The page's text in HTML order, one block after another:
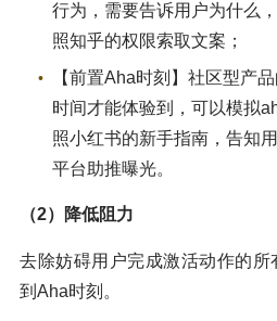
行为，需要告诉用户为什么
照知乎的权限索取文案；
【前置Aha时刻】社区型产
时间才能体验到，可以模拟
照小红书的新手指南，告知
平台助推曝光。
（2）降低阻力
去除妨碍用户完成激活动作的
到Aha时刻。